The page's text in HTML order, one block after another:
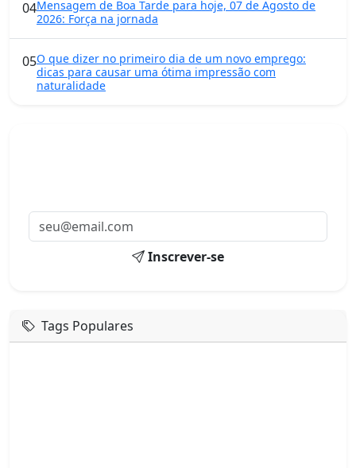
04Mensagem de Boa Tarde para hoje, 07 de Agosto de
2026: Força na jornada
05O que dizer no primeiro dia de um novo emprego:
dicas para causar uma ótima impressão com
naturalidade
Inscrever-se
Tags Populares